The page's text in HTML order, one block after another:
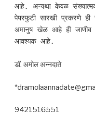
आहे. अन्यथा केवळ
पेपरफुटी सारखी प्रकरणे ही
अमानुष खेळ आहे ही जाणीव
आवश्यक आहे.
डॉ. अमोल अन्नदाते
9421516551